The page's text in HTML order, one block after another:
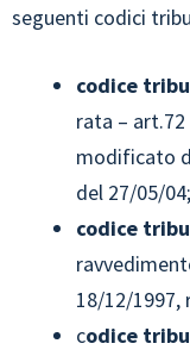
seguenti codici
codice
rata –
modificato
del 27/05/04;
codice
18/12/1997,
codice